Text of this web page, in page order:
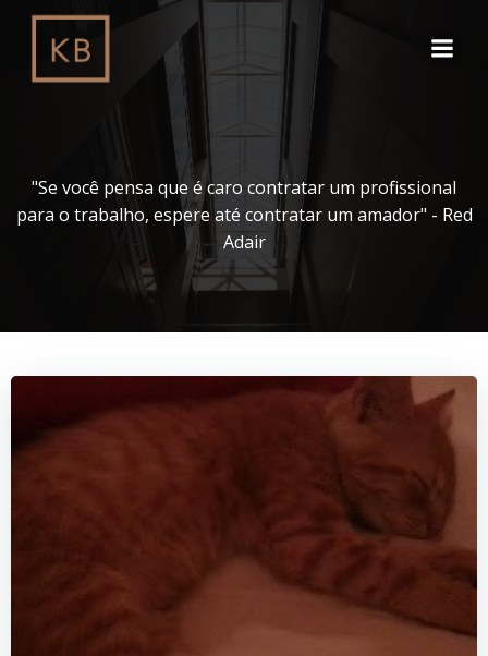
o
conteúdo
"Se você pensa que é caro contratar um profissional
para o trabalho, espere até contratar um amador" - Red
Adair